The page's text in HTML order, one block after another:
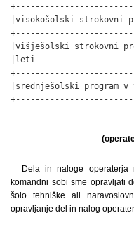
|visokošolski
|višješolski strokovni
|leti
|srednješolski
Dela in naloge operaterja
komandni sobi sme opravljati
šolo tehniške ali
opravljanje del in nalog